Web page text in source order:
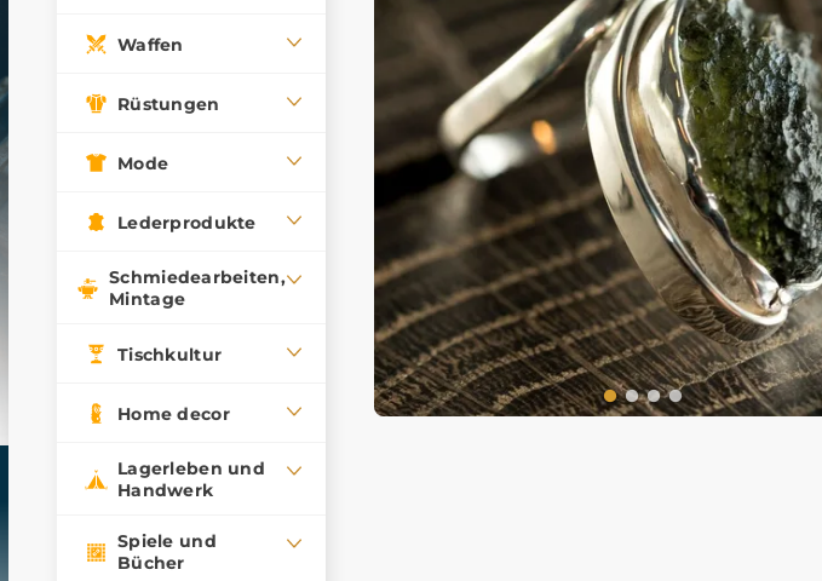
Waffen
Rüstungen
Mode
Lederprodukte
Schmiedearbeiten,
Mintage
Tischkultur
Home decor
Lagerleben und
Handwerk
Spiele und
Bücher